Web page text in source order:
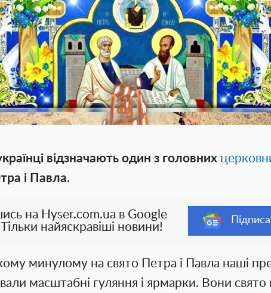
відзначають один з головних
і Павла.
на Hyser.com.ua в Google
найяскравіші новини!
минулому на свято Петра і Павла наші
масштабні гуляння і ярмарки. Вони свято